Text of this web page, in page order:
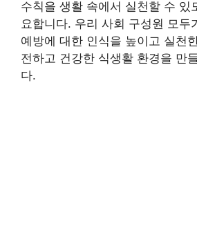
수칙을 생활 속에서 실천할 수 있
요합니다. 우리 사회 구성원 모두
예방에 대한 인식을 높이고 실천
전하고 건강한 식생활 환경을 만
다.